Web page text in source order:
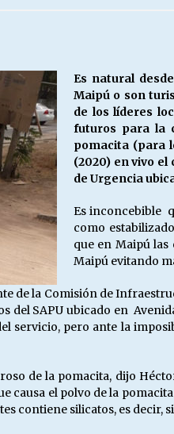
DESPIDOS
28/05/
¿Asesores
Es natural
Maipú o son
de los líderes
futuros para la
pomacita (para
(2020) en vivo el
de Urgencia
Es inconcebible
como
que en Maipú
Maipú evitando
de la Comisión de
del SAPU ubicado en
pero ante la
de la pomacita, dijo
causa el polvo de la
contiene silicatos, es decir,